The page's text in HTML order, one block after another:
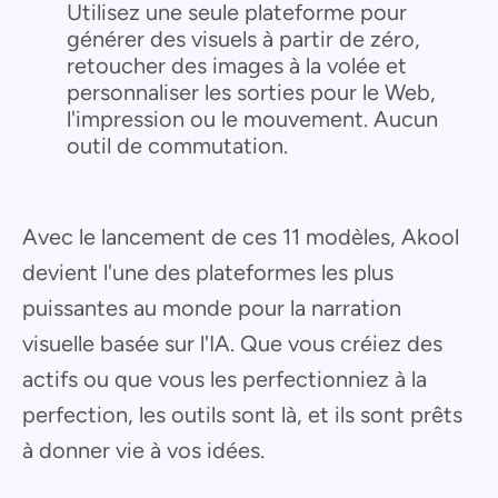
Utilisez une seule plateforme pour
générer des visuels à partir de zéro,
retoucher des images à la volée et
personnaliser les sorties pour le Web,
l'impression ou le mouvement. Aucun
outil de commutation.
Avec le lancement de ces 11 modèles, Akool
devient l'une des plateformes les plus
puissantes au monde pour la narration
visuelle basée sur l'IA. Que vous créiez des
actifs ou que vous les perfectionniez à la
perfection, les outils sont là, et ils sont prêts
à donner vie à vos idées.